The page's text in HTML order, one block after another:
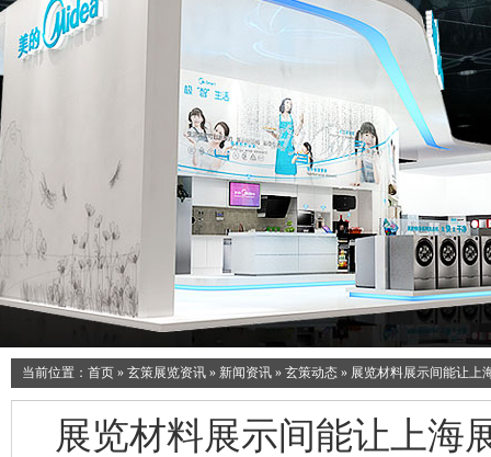
当前位置： 首页 » 玄策展览资讯 » 新闻资讯 » 玄策动态 » 展览材料展示间能让上
展览材料展示间能让上海